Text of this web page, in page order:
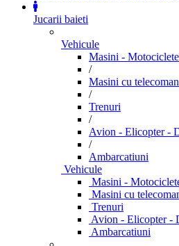
Jucarii baieti
Vehicule
Masini - Motociclete
/
Masini cu
/
Trenuri
/
Avion - Elicopter -
/
Ambarcatiuni
Vehicule
Masini -
Masini cu
Trenuri
Avion - Elicopter -
Ambarcatiuni